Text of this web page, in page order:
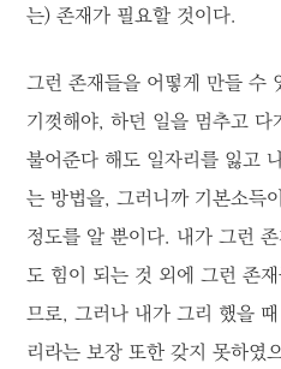
는) 존재가 필요할 것이다.
그런 존재들을 어떻게 만들 수
기껏해야, 하던 일을 멈추고
불어준다 해도 일자리를 잃고
는 방법을, 그러니까 기본소득
정도를 알 뿐이다. 내가 그런
도 힘이 되는 것 외에 그런 존
므로, 그러나 내가 그리 했을
리라는 보장 또한 갖지 못하였